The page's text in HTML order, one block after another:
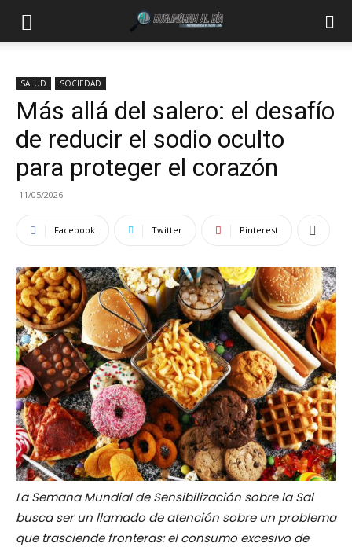
SALUD SOCIEDAD
Más allá del salero: el desafío
de reducir el sodio oculto
para proteger el corazón
11/05/2026
Facebook Twitter Pinterest
La Semana Mundial de Sensibilización sobre la Sal
busca ser un llamado de atención sobre un problema
que trasciende fronteras: el consumo excesivo de